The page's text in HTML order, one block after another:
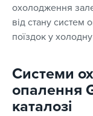
охолодження
від стану систем
поїздок у
Системи
опалення
каталозі